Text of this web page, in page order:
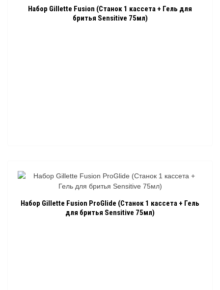
Набор Gillette Fusion (Станок 1 кассета + Гель для
бритья Sensitive 75мл)
Набор Gillette Fusion ProGlide (Станок 1 кассета + Гель
для бритья Sensitive 75мл)